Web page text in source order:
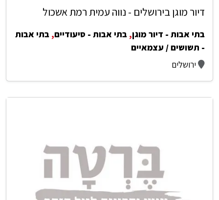
דיור מוגן בירושלים - נווה עמית רמת אשכול
בתי אבות - דיור מוגן, בתי אבות - סיעודיים, בתי אבות
- תשושים / עצמאיים
ירושלים